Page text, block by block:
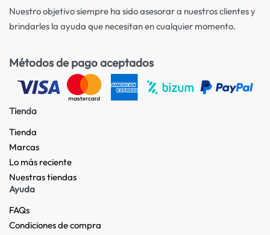
Nuestro objetivo siempre ha sido asesorar a nuestros clientes y
brindarles la ayuda que necesitan en cualquier momento.
Métodos de pago aceptados
Tienda
Tienda
Marcas
Lo más reciente​
Nuestras tiendas​
Ayuda
FAQs
Condiciones de compra